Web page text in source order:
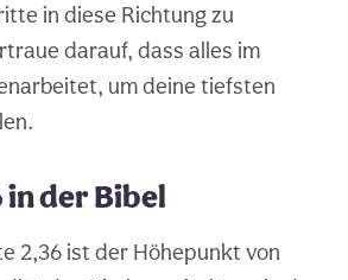
in diese Richtung zu
darauf, dass alles im
um deine tiefsten
in der Bibel
2,36 ist der Höhepunkt von